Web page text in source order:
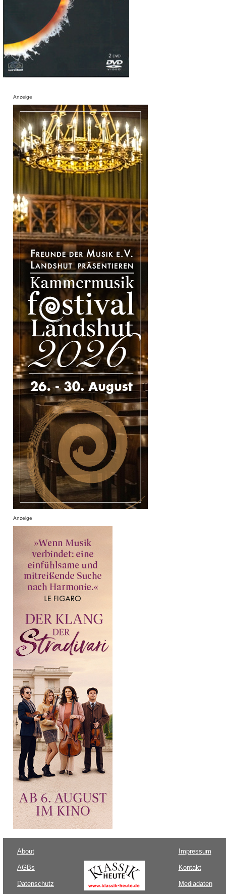
Anzeige
Anzeige
About
AGBs
Datenschutz
Impressum
Kontakt
Mediadaten